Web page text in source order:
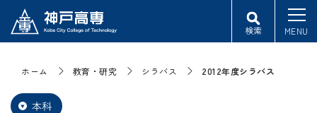
検索 MENU
ホーム 教育・研究 シラバス 2012年度シラバス
本科